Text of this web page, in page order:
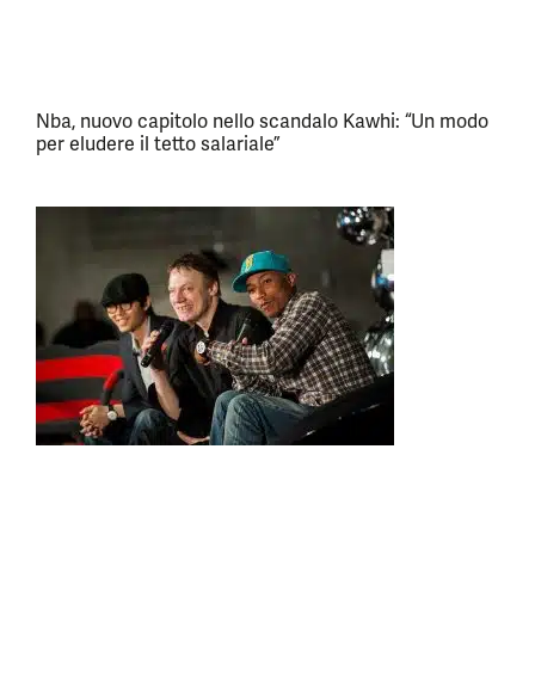
Nba, nuovo capitolo nello scandalo Kawhi: “Un modo
per eludere il tetto salariale”